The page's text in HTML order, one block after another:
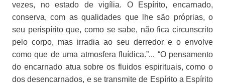
vezes, no estado de vigília. O Espírito, encarnado,
conserva, com as qualidades que lhe são próprias, o
seu perispírito que, como se sabe, não fica circunscrito
pelo corpo, mas irradia ao seu derredor e o envolve
como que de uma atmosfera fluídica.”... “O pensamento
do encarnado atua sobre os fluidos espirituais, como o
dos desencarnados, e se transmite de Espírito a Espírito